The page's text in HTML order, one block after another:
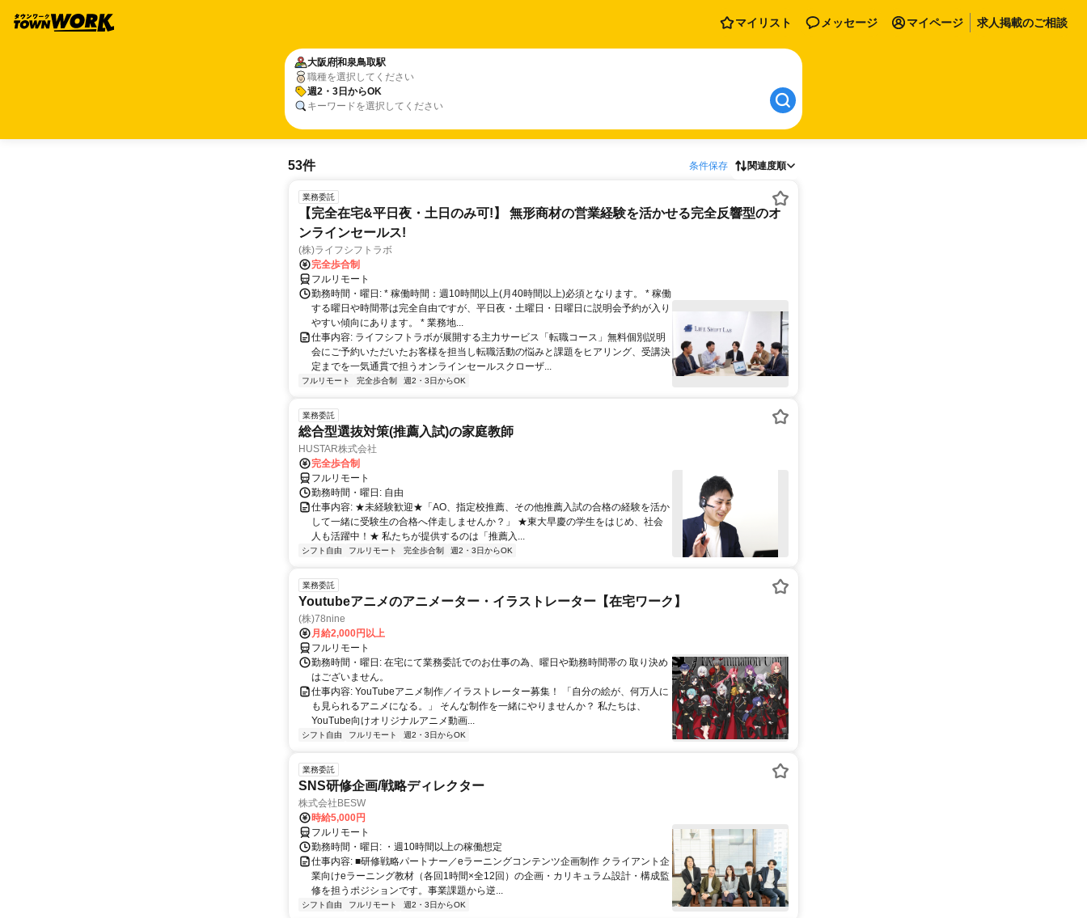
マイリスト メッセージ マイページ 求人掲載のご相談
大阪府和泉鳥取駅
職種を選択してください
週2・3日からOK
キーワードを選択してください
53件 条件保存 関連度順
業務委託
【完全在宅&平日夜・土日のみ可!】 無形商材の営業経験を活かせる完全反響型のオ
ンラインセールス!
(株)ライフシフトラボ
完全歩合制
フルリモート
勤務時間・曜日: * 稼働時間：週10時間以上(月40時間以上)必須となります。 * 稼働
する曜日や時間帯は完全自由ですが、平日夜・土曜日・日曜日に説明会予約が入り
やすい傾向にあります。 * 業務地...
仕事内容: ライフシフトラボが展開する主力サービス「転職コース」無料個別説明
会にご予約いただいたお客様を担当し転職活動の悩みと課題をヒアリング、受講決
定までを一気通貫で担うオンラインセールスクローザ...
フルリモート 完全歩合制 週2・3日からOK
業務委託
総合型選抜対策(推薦入試)の家庭教師
HUSTAR株式会社
完全歩合制
フルリモート
勤務時間・曜日: 自由
仕事内容: ★未経験歓迎★「AO、指定校推薦、その他推薦入試の合格の経験を活か
して一緒に受験生の合格へ伴走しませんか？」 ★東大早慶の学生をはじめ、社会
人も活躍中！★ 私たちが提供するのは「推薦入...
シフト自由 フルリモート 完全歩合制 週2・3日からOK
業務委託
Youtubeアニメのアニメーター・イラストレーター【在宅ワーク】
(株)78nine
月給2,000円以上
フルリモート
勤務時間・曜日: 在宅にて業務委託でのお仕事の為、曜日や勤務時間帯の 取り決め
はございません。
仕事内容: YouTubeアニメ制作／イラストレーター募集！ 「自分の絵が、何万人に
も見られるアニメになる。」 そんな制作を一緒にやりませんか？ 私たちは、
YouTube向けオリジナルアニメ動画...
シフト自由 フルリモート 週2・3日からOK
業務委託
SNS研修企画/戦略ディレクター
株式会社BESW
時給5,000円
フルリモート
勤務時間・曜日: ・週10時間以上の稼働想定
仕事内容: ■研修戦略パートナー／eラーニングコンテンツ企画制作 クライアント企
業向けeラーニング教材（各回1時間×全12回）の企画・カリキュラム設計・構成監
修を担うポジションです。事業課題から逆...
シフト自由 フルリモート 週2・3日からOK